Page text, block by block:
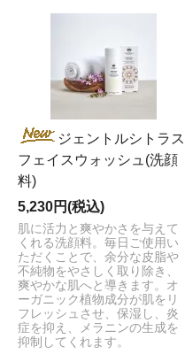
ジェントルシトラス
フェイスウォッシュ(洗顔
料)
5,230円(税込)
肌に活力と爽やかさを与えて
くれる洗顔料。毎日ご使用い
ただくことで、余分な皮脂や
不純物をやさしく取り除き、
爽やかな肌へと導きます。オ
ーガニック植物成分が肌をリ
フレッシュさせ、保湿し、炎
症を抑え、メラニンの生成を
抑制してくれます。